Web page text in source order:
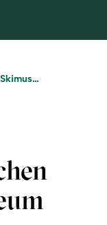
Heimathaus Fischen mit FIS-Skimuseum